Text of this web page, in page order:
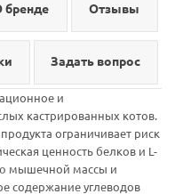
бренде Отзывы
Задать вопрос
и
кастрированных котов.
ограничивает риск
ценность белков и L-
мышечной массы и
содержание углеводов